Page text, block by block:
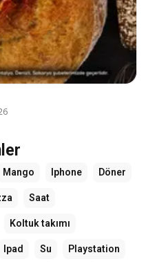
Mango Iphone Döner
Saat
Koltuk takımı
Ipad Su Playstation